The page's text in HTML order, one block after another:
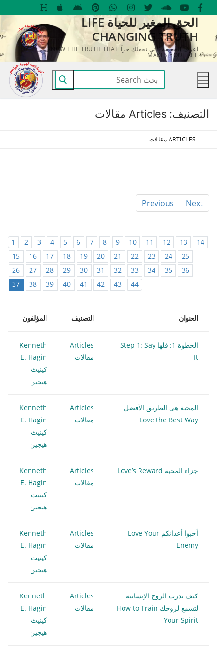
التجاوز
المحتوى
الحق المغير للحياة LIFE
CHANGING TRUTH
اعرف الحقيقة التي تجعلك حراً KNOW THE TRUTH THAT
MAKES YOU FREE
البحث
عن:
التصنيف: Articles مقالات
ARTICLES مقالات
Previous Next
1 2 3 4 5 6 7 8 9 10 11 12 13
14
15
16 17 18 19 20 21 22 23 24
25
26
27 28 29 30 31 32 33 34 35
36
37
38 39 40 41 42 43 44
العنوان التصنيف المؤلفون
الخطوة 1: قلها Step 1: Say
It
Articles
مقالات
Kenneth
E. Hagin
كينيث
هيجين
المحبة هى الطريق الأفضل
Love the Best Way
Articles
مقالات
Kenneth
E. Hagin
كينيث
هيجين
جزاء المحبة Love’s Reward
Articles
مقالات
Kenneth
E. Hagin
كينيث
هيجين
أحبوا أعدائكم Love Your
Enemy
Articles
مقالات
Kenneth
E. Hagin
كينيث
هيجين
كيف تدرب الروح الإنسانية
لتسمع لروحك How to Train
Your Spirit
Articles
مقالات
Kenneth
E. Hagin
كينيث
هيجين